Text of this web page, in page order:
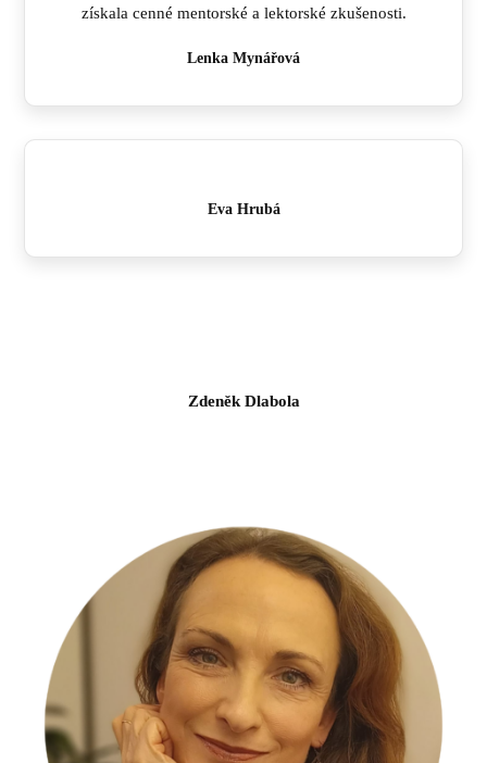
získala cenné mentorské a lektorské zkušenosti.
Lenka Mynářová
Eva Hrubá
Zdeněk Dlabola